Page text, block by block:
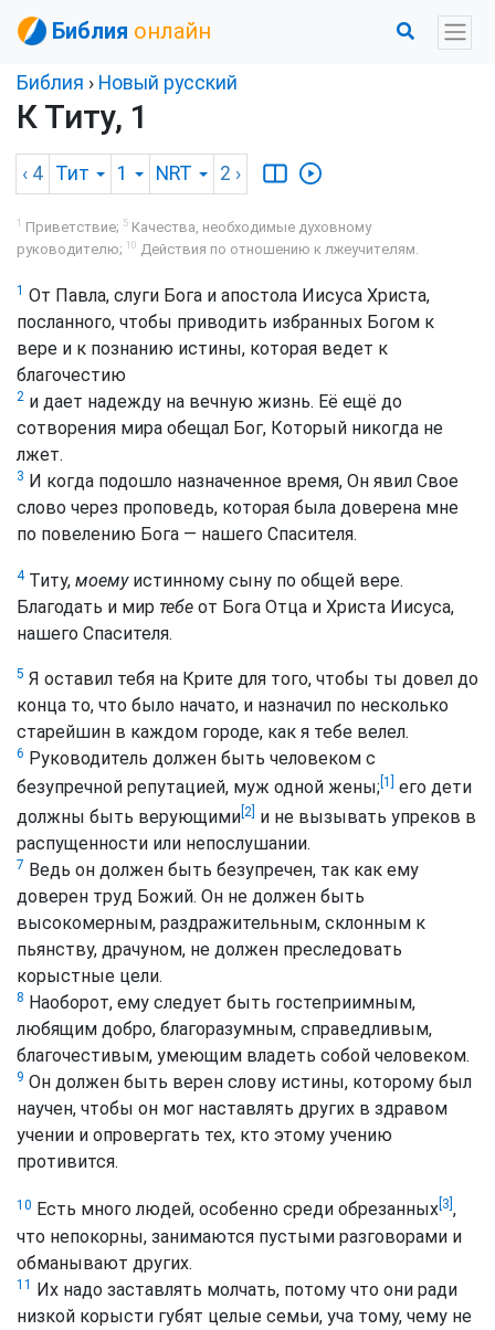
Библия онлайн
Библия › Новый русский
К Титу, 1
‹ 4 Тит 1 NRT 2 ›
1 Приветствие; 5 Качества, необходимые духовному
руководителю; 10 Действия по отношению к лжеучителям.
1 От Павла, слуги Бога и апостола Иисуса Христа,
посланного, чтобы приводить избранных Богом к
вере и к познанию истины, которая ведет к
благочестию
2 и дает надежду на вечную жизнь. Её ещё до
сотворения мира обещал Бог, Который никогда не
лжет.
3 И когда подошло назначенное время, Он явил Свое
слово через проповедь, которая была доверена мне
по повелению Бога — нашего Спасителя.
4Титу, моемуистинному сыну по общей вере.
Благодать и мир тебе от Бога Отца и Христа Иисуса,
нашего Спасителя.
5 Я оставил тебя на Крите для того, чтобы ты довел до
конца то, что было начато, и назначил по несколько
старейшин в каждом городе, как я тебе велел.
6 Руководитель должен быть человеком с
безупречной репутацией, муж одной жены; [1]
его дети
должны быть верующими [2]
и не вызывать упреков в
распущенности или непослушании.
7 Ведь он должен быть безупречен, так как ему
доверен труд Божий. Он не должен быть
высокомерным, раздражительным, склонным к
пьянству, драчуном, не должен преследовать
корыстные цели.
8 Наоборот, ему следует быть гостеприимным,
любящим добро, благоразумным, справедливым,
благочестивым, умеющим владеть собой человеком.
9 Он должен быть верен слову истины, которому был
научен, чтобы он мог наставлять других в здравом
учении и опровергать тех, кто этому учению
противится.
10 Есть много людей, особенно среди обрезанных [3] ,
что непокорны, занимаются пустыми разговорами и
обманывают других.
11 Их надо заставлять молчать, потому что они ради
низкой корысти губят целые семьи, уча тому, чему не